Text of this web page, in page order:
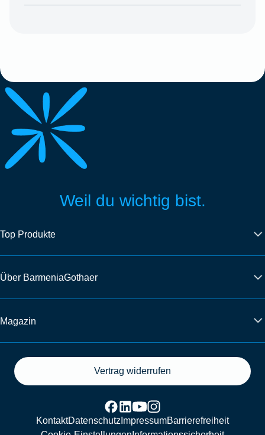
Weil du wichtig bist.
Top Produkte
Über BarmeniaGothaer
Magazin
Vertrag widerrufen
KontaktDatenschutz ImpressumBarrierefreiheit